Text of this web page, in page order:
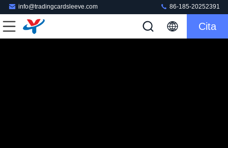
info@tradingcardsleeve.com 86-185-20252391
Cita